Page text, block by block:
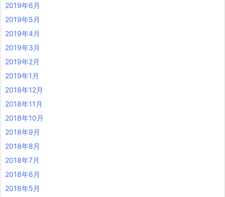
2019年6月
2019年5月
2019年4月
2019年3月
2019年2月
2019年1月
2018年12月
2018年11月
2018年10月
2018年9月
2018年8月
2018年7月
2018年6月
2018年5月